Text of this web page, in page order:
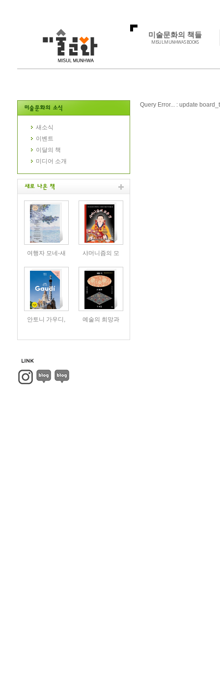
미술문화의 책들
MISUL MUNHWA'S BOOKS
새소식
이벤트
이달의 책
미디어 소개
여행자 모네-새 샤머니즘의 모
안토니 가우디, 예술의 희망과
Query Error... : update